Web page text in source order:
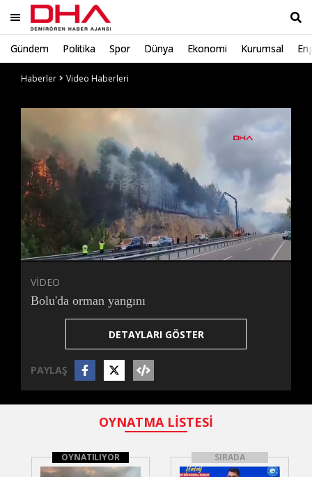
Gündem Politika Spor Dünya Ekonomi Kurumsal
Haberler
Video Haberleri
Süre
/
Toplam
Süre Yüklendi:
0%
Yükleniyor:
0%
VİDEO
Bolu'da orman yangını
DETAYLARI GÖSTER
PAYLAŞ
OYNATMA LİSTESİ
OYNATILIYOR SIRADA